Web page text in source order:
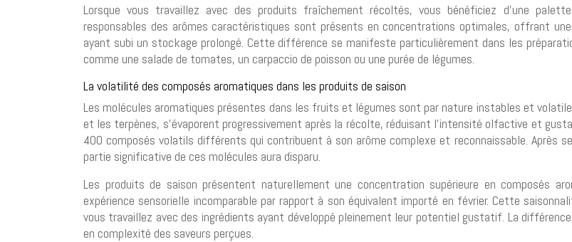
Lorsque vous travaillez avec des produits fraîchement récoltés, vous bénéficiez d’une
responsables des arômes caractéristiques sont présents en concentrations optimales, offrant
ayant subi un stockage prolongé. Cette différence se manifeste particulièrement dans les
comme une salade de tomates, un carpaccio de poisson ou une purée de légumes.
La volatilité des composés aromatiques dans les produits de saison
Les molécules aromatiques présentes dans les fruits et légumes sont par nature instables et
et les terpènes, s’évaporent progressivement après la récolte, réduisant l’intensité olfactive et
400 composés volatils différents qui contribuent à son arôme complexe et reconnaissable. Après
partie significative de ces molécules aura disparu.
Les produits de saison présentent naturellement une concentration supérieure en composés
expérience sensorielle incomparable par rapport à son équivalent importé en février. Cette
vous travaillez avec des ingrédients ayant développé pleinement leur potentiel gustatif. La
en complexité des saveurs perçues.